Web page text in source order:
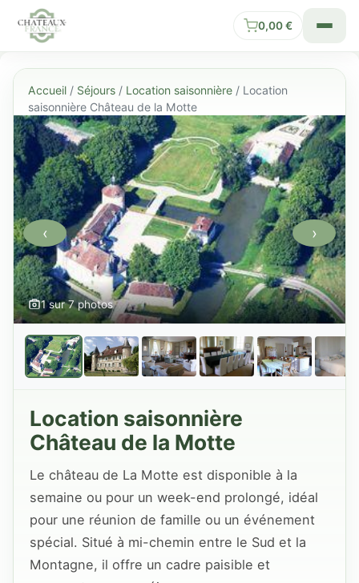
0,00€
Accueil / Séjours / Location saisonnière / Location
saisonnière Château de la Motte
1 sur 7 photos
‹ ›
Location saisonnière
Château de la Motte
Le château de La Motte est disponible à la
semaine ou pour un week-end prolongé, idéal
pour une réunion de famille ou un événement
spécial. Situé à mi-chemin entre le Sud et la
Montagne, il offre un cadre paisible et